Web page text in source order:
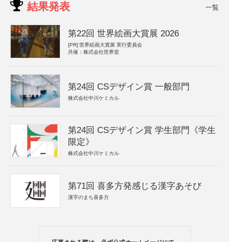
結果発表 一覧
第22回 世界絵画大賞展 2026
[PR] 世界絵画大賞展 実行委員会
共催：株式会社世界堂
第24回 CSデザイン賞 一般部門
株式会社中川ケミカル
第24回 CSデザイン賞 学生部門《学生
限定》
株式会社中川ケミカル
第71回 喜多方発感じる漢字あそび
漢字のまち喜多方